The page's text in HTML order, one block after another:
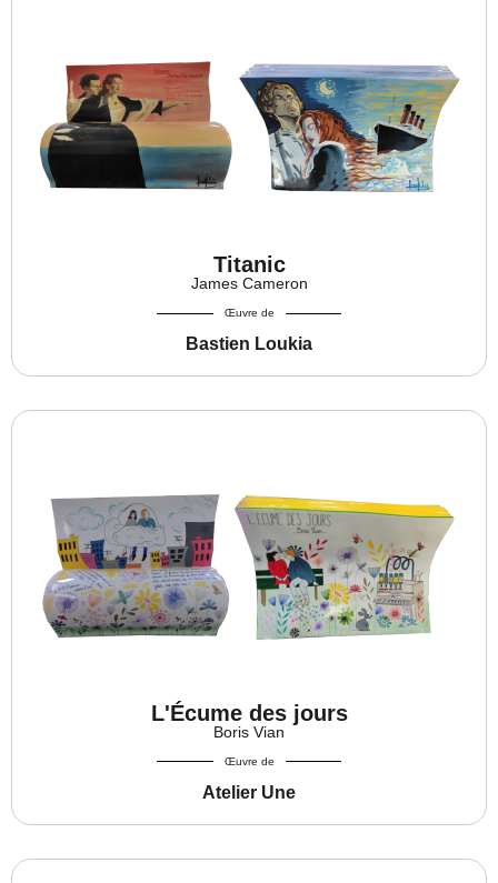
Titanic
James Cameron
Œuvre de
Bastien Loukia
L'Écume des jours
Boris Vian
Œuvre de
Atelier Une